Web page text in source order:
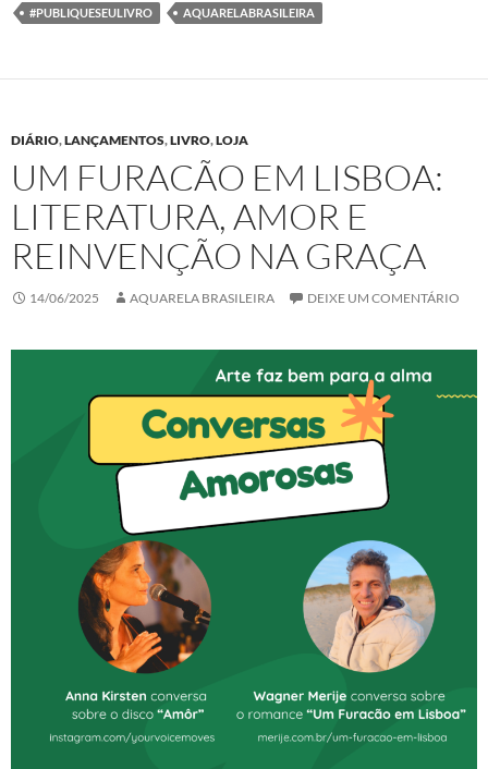
#PUBLIQUESEULIVRO
AQUARELABRASILEIRA
DIÁRIO,LANÇAMENTOS,LIVRO,LOJA
UM FURACÃO EM LISBOA:
LITERATURA, AMOR E
REINVENÇÃO NA GRAÇA
14/06/2025 AQUARELA BRASILEIRA DEIXE UM COMENTÁRIO